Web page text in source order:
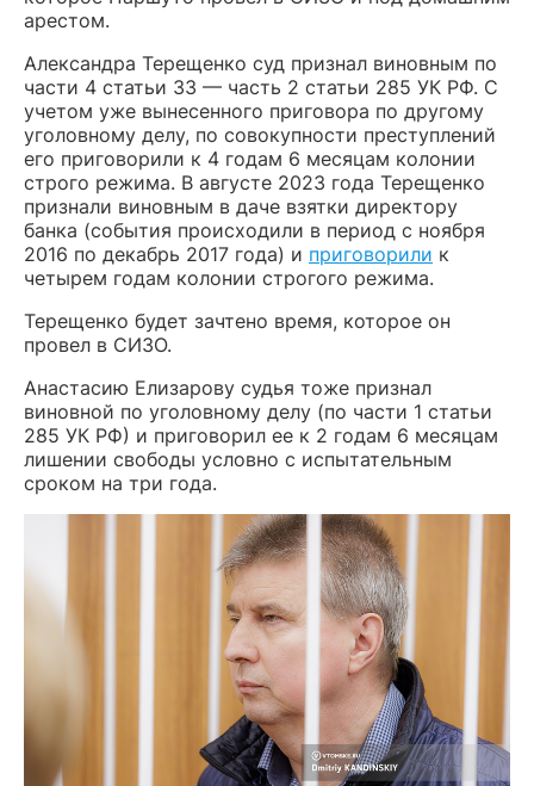
арестом.
Александра Терещенко суд признал виновным по
части 4 статьи 33 — часть 2 статьи 285 УК РФ. С
учетом уже вынесенного приговора по другому
уголовному делу, по совокупности преступлений
его приговорили к 4 годам 6 месяцам колонии
строго режима. В августе 2023 года Терещенко
признали виновным в даче взятки директору
банка (события происходили в период с ноября
2016 по декабрь 2017 года) и приговорили к
четырем годам колонии строгого режима.
Терещенко будет зачтено время, которое он
провел в СИЗО.
Анастасию Елизарову судья тоже признал
виновной по уголовному делу (по части 1 статьи
285 УК РФ) и приговорил ее к 2 годам 6 месяцам
лишении свободы условно с испытательным
сроком на три года.